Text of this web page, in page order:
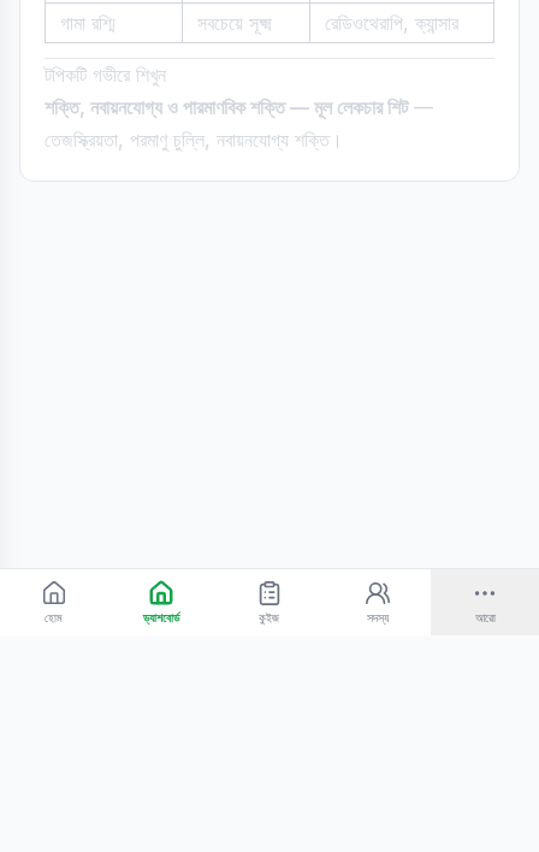
গামা রশ্মি
সবচেয়ে সূক্ষ্ম রেডিওথেরাপি, ক্যান্সার
টপিকটি গভীরে শিখুন
শক্তি, নবায়নযোগ্য ও পারমাণবিক শক্তি — মূল লেকচার শিট—
তেজস্ক্রিয়তা, পরমাণু চুল্লি, নবায়নযোগ্য শক্তি।
হোম ড্যাশবোর্ড কুইজ সদস্য আরো